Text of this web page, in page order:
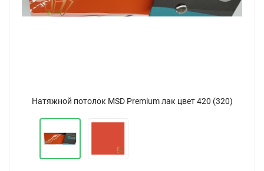
Натяжной потолок MSD Premium лак цвет 420 (320)